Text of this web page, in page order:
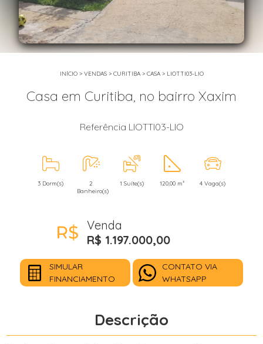
INÍCIO> VENDAS> CURITIBA> CASA> LIOTTI03-LIO
Casa em Curitiba, no bairro Xaxim
Referência LIOTTI03-LIO
3 Dorm(s)
2
Banheiro(s)
1 Suíte(s) 120,00 m² 4 Vaga(s)
Venda
R$ 1.197.000,00
SIMULAR
FINANCIAMENTO
CONTATO VIA
WHATSAPP
Descrição